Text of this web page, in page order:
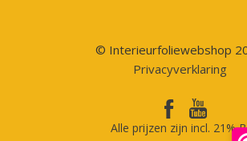
© Interieurfoliewebshop
Privacyverklaring
Alle prijzen zijn incl. 21%